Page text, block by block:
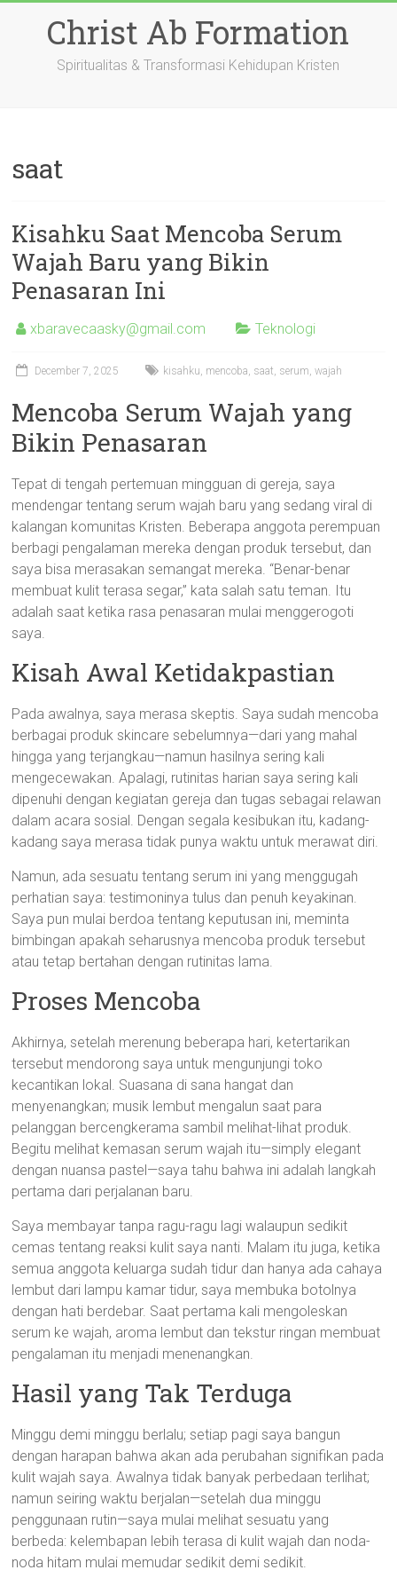
Christ Ab Formation
Spiritualitas & Transformasi Kehidupan Kristen
saat
Kisahku Saat Mencoba Serum
Wajah Baru yang Bikin
Penasaran Ini
xbaravecaasky@gmail.com Teknologi
December 7, 2025 kisahku, mencoba, saat, serum,wajah
Mencoba Serum Wajah yang
Bikin Penasaran
Tepat di tengah pertemuan mingguan di gereja, saya
mendengar tentang serum wajah baru yang sedang viral di
kalangan komunitas Kristen. Beberapa anggota perempuan
berbagi pengalaman mereka dengan produk tersebut, dan
saya bisa merasakan semangat mereka. “Benar-benar
membuat kulit terasa segar,” kata salah satu teman. Itu
adalah saat ketika rasa penasaran mulai menggerogoti
saya.
Kisah Awal Ketidakpastian
Pada awalnya, saya merasa skeptis. Saya sudah mencoba
berbagai produk skincare sebelumnya—dari yang mahal
hingga yang terjangkau—namun hasilnya sering kali
mengecewakan. Apalagi, rutinitas harian saya sering kali
dipenuhi dengan kegiatan gereja dan tugas sebagai relawan
dalam acara sosial. Dengan segala kesibukan itu, kadang-
kadang saya merasa tidak punya waktu untuk merawat diri.
Namun, ada sesuatu tentang serum ini yang menggugah
perhatian saya: testimoninya tulus dan penuh keyakinan.
Saya pun mulai berdoa tentang keputusan ini, meminta
bimbingan apakah seharusnya mencoba produk tersebut
atau tetap bertahan dengan rutinitas lama.
Proses Mencoba
Akhirnya, setelah merenung beberapa hari, ketertarikan
tersebut mendorong saya untuk mengunjungi toko
kecantikan lokal. Suasana di sana hangat dan
menyenangkan; musik lembut mengalun saat para
pelanggan bercengkerama sambil melihat-lihat produk.
Begitu melihat kemasan serum wajah itu—simply elegant
dengan nuansa pastel—saya tahu bahwa ini adalah langkah
pertama dari perjalanan baru.
Saya membayar tanpa ragu-ragu lagi walaupun sedikit
cemas tentang reaksi kulit saya nanti. Malam itu juga, ketika
semua anggota keluarga sudah tidur dan hanya ada cahaya
lembut dari lampu kamar tidur, saya membuka botolnya
dengan hati berdebar. Saat pertama kali mengoleskan
serum ke wajah, aroma lembut dan tekstur ringan membuat
pengalaman itu menjadi menenangkan.
Hasil yang Tak Terduga
Minggu demi minggu berlalu; setiap pagi saya bangun
dengan harapan bahwa akan ada perubahan signifikan pada
kulit wajah saya. Awalnya tidak banyak perbedaan terlihat;
namun seiring waktu berjalan—setelah dua minggu
penggunaan rutin—saya mulai melihat sesuatu yang
berbeda: kelembapan lebih terasa di kulit wajah dan noda-
noda hitam mulai memudar sedikit demi sedikit.